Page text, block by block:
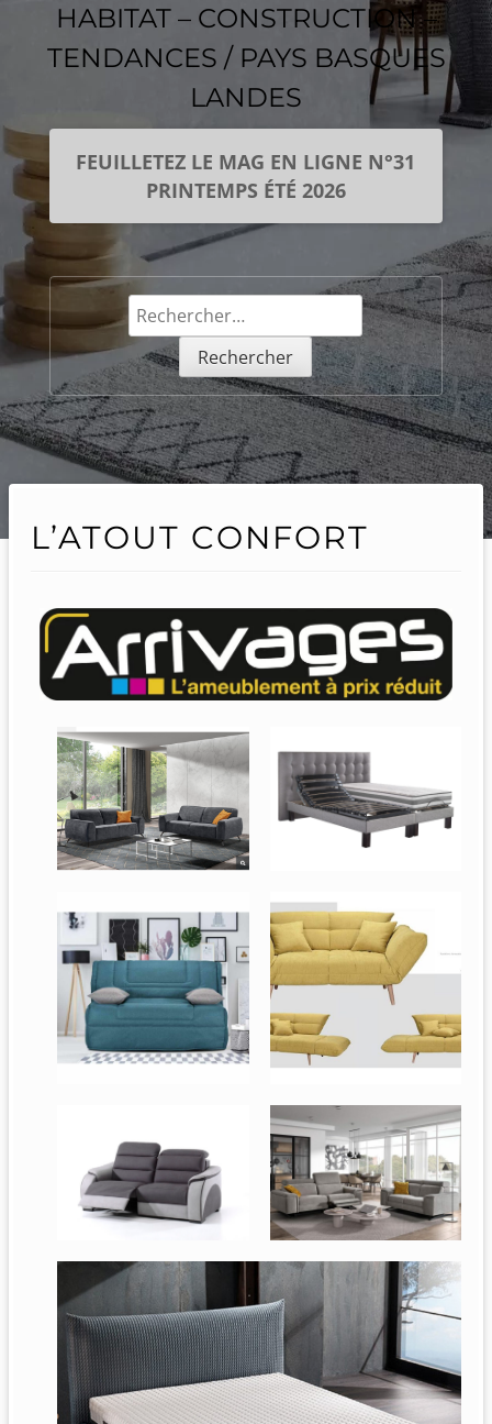
HABITAT – CONSTRUCTION –
TENDANCES / PAYS BASQUES
LANDES
FEUILLETEZ LE MAG EN LIGNE N°31
PRINTEMPS ÉTÉ 2026
Rechercher :
L’ATOUT CONFORT